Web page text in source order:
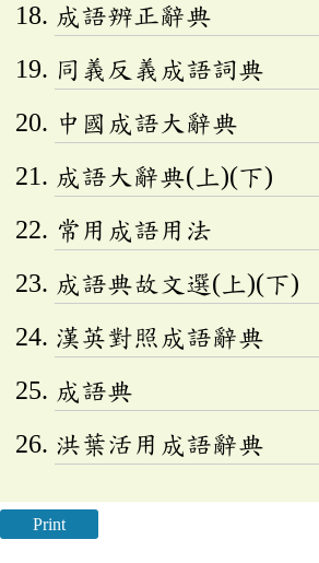
成語辨正辭典
同義反義成語詞典
中國成語大辭典
成語大辭典(上)(下)
常用成語用法
成語典故文選(上)(下)
漢英對照成語辭典
成語典
洪葉活用成語辭典
Print